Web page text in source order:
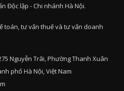
Độc lập - Chi nhánh Hà Nội.
toán, tư vấn thuế và tư vấn doanh
Nguyễn Trãi, Phường Thanh Xuân
phố Hà Nội, Việt Nam